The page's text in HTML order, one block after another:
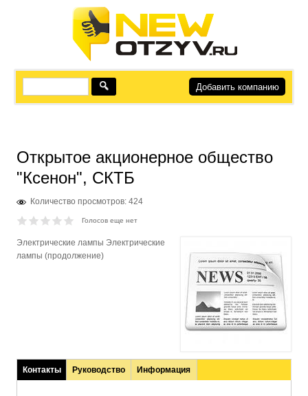
Добавить компанию
Открытое акционерное общество
"Ксенон", СКТБ
Количество просмотров: 424
Голосов еще нет
Электрические лампы Электрические
лампы (продолжение)
Контакты
(активная
Руководство Информация